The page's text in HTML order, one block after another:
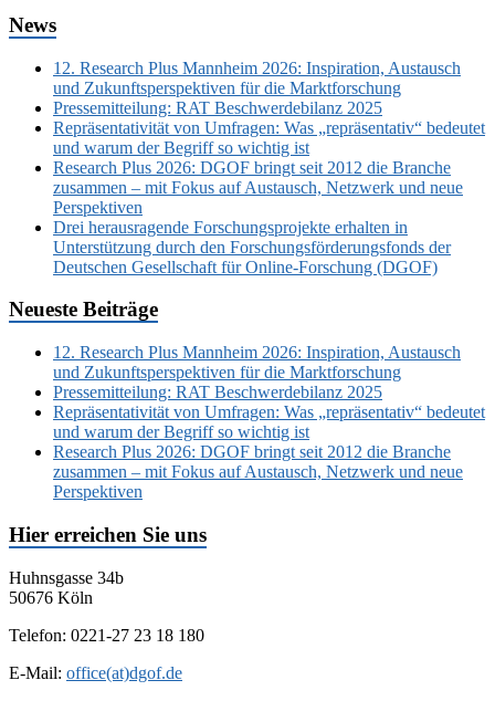
News
12. Research Plus Mannheim 2026: Inspiration, Austausch
und Zukunftsperspektiven für die Marktforschung
Pressemitteilung: RAT Beschwerdebilanz 2025
Repräsentativität von Umfragen: Was „repräsentativ“ bedeutet
und warum der Begriff so wichtig ist
Research Plus 2026: DGOF bringt seit 2012 die Branche
zusammen – mit Fokus auf Austausch, Netzwerk und neue
Perspektiven
Drei herausragende Forschungsprojekte erhalten in
Unterstützung durch den Forschungsförderungsfonds der
Deutschen Gesellschaft für Online-Forschung (DGOF)
Neueste Beiträge
12. Research Plus Mannheim 2026: Inspiration, Austausch
und Zukunftsperspektiven für die Marktforschung
Pressemitteilung: RAT Beschwerdebilanz 2025
Repräsentativität von Umfragen: Was „repräsentativ“ bedeutet
und warum der Begriff so wichtig ist
Research Plus 2026: DGOF bringt seit 2012 die Branche
zusammen – mit Fokus auf Austausch, Netzwerk und neue
Perspektiven
Hier erreichen Sie uns
Huhnsgasse 34b
50676 Köln
Telefon: 0221-27 23 18 180
E-Mail: office(at)dgof.de